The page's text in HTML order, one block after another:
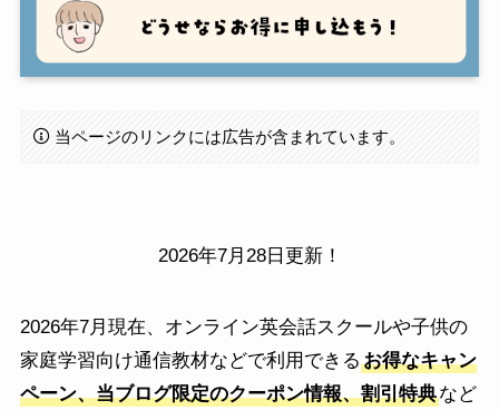
当ページのリンクには広告が含まれています。
2026年7月28日更新！
2026年7月現在、オンライン英会話スクールや子供の
家庭学習向け通信教材などで利用できる お得なキャン
ペーン、当ブログ限定のクーポン情報、割引特典など